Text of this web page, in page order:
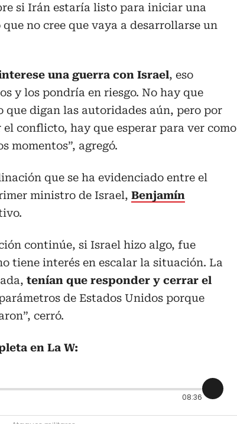
si Irán estaría listo para iniciar una
no cree que vaya a desarrollarse un
una guerra con Israel, eso
y los pondría en riesgo. No hay que
que digan las autoridades aún, pero por
conflicto, hay que esperar para ver como
momentos”, agregó.
que se ha evidenciado entre el
ministro de Israel, Benjamín
continúe, si Israel hizo algo, fue
tiene interés en escalar la situación. La
tenían que responder y cerrar el
de Estados Unidos porque
cerró.
en La W:
08:36